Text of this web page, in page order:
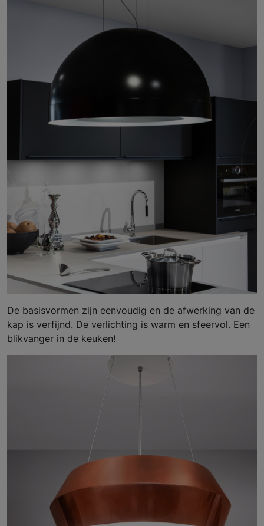
De basisvormen zijn eenvoudig en de afwerking van de
kap is verfijnd. De verlichting is warm en sfeervol. Een
blikvanger in de keuken!